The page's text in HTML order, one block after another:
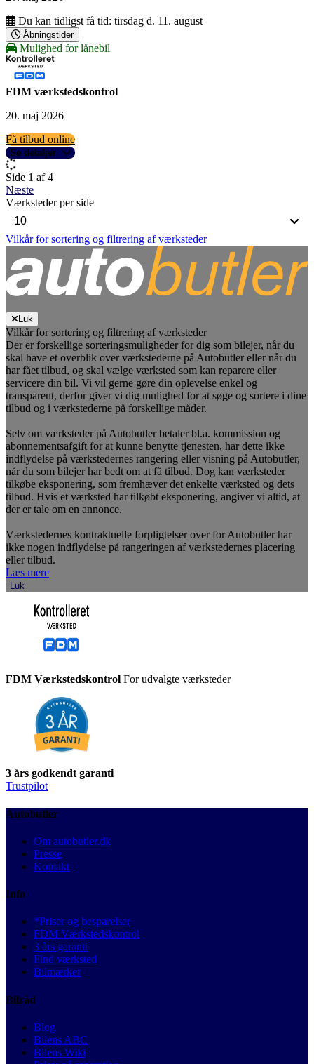
Du kan tidligst få tid: tirsdag d. 11. august
Åbningstider
Mulighed for lånebil
FDM værkstedskontrol
20. maj 2026
Få tilbud online
Se detaljer
Side 1 af 4
Næste
Værksteder per side
Vilkår for sortering og filtrering af værksteder
Luk
Vilkår for sortering og filtrering af værksteder
Der er forskellige sorteringsmuligheder for dig som bilejer, når du
skal have et overblik over værkstederne på Autobutler eller når du
har fået tilbud, og skal vælge værksted som kan reparere eller
servicere din bil. Vi vil gerne gøre din oplevelse enkel og
transparent, derfor giver vi dig mulighed for at søge og sortere i dine
tilbud og i værkstederne på forskellige måder.
Selv om værksteder på Autobutler betaler bl.a. kommission og
abonnementsafgift for at kunne benytte tjenesten, har dette ikke
indflydelse på værkstedernes rangering eller visning på Autobutler,
når du som bilejer har bedt om at få tilbud. Dog kan værksteder
tilkøbe eksponering, som fremhæver det enkelte værksted og dets
tilbud. Hvis et værksted har tilkøbt eksponering, angiver vi altid, at
der er tale om en annonce.
Værkstedernes kontraktuelle forpligtelser over for Autobutler har
ikke nogen indflydelse på rangeringen af værkstedernes placering
eller tilbud.
Læs mere
Luk
FDM Værkstedskontrol For udvalgte værksteder
3 års godkendt garanti
Trustpilot
Autobutler
Om autobutler.dk
Presse
Kontakt
Info
*Priser og besparelser
FDM Værkstedskontrol
3 års garanti
Find værksted
Bilmærker
Bilråd
Blog
Bilens ABC
Bilens Wiki